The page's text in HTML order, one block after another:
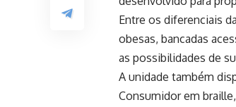
Entre os diferenciais
obesas, bancadas
as possibilidades de
A unidade também
Consumidor em